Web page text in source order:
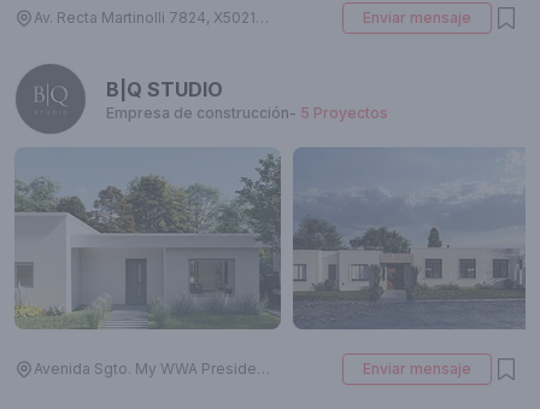
Av. Recta Martinolli 7824, X5021HZO Córdoba, Argentina Enviar mensaje
B|Q STUDIO
Empresa de construcción- 5 Proyectos
Avenida Sgto. My WWA Presidente Derqui Buenos Aires AR, Av. Sgto. Cayetano Beliera 3025, B1629 Pilar, Provincia de Buenos Aires, Argentina Enviar mensaje